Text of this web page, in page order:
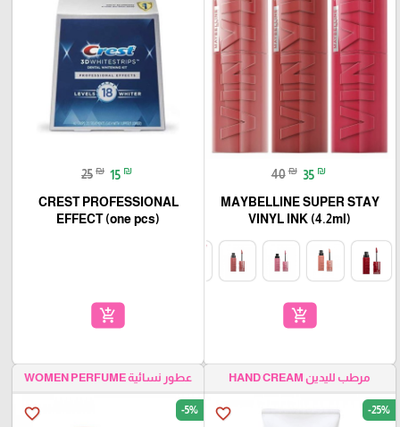
40 ₪ 35 ₪
MAYBELLINE SUPER STAY
VINYL INK (4.2ml)
add_shopping_cart
25 ₪ 15 ₪
CREST PROFESSIONAL
EFFECT (one pcs)
add_shopping_cart
مرطب لليدين HAND CREAM
favorite_border -25%
عطور نسائية WOMEN PERFUME
favorite_border -5%